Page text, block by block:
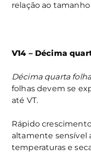
relação ao
V14 – Décima
Décima quarta
folhas devem se
até VT.
Rápido
altamente sensível
temperaturas e